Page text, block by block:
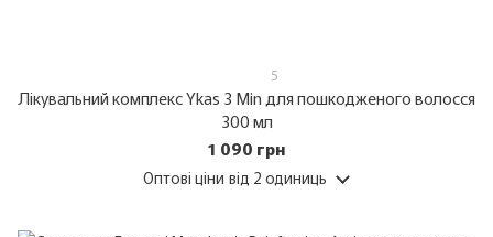
5
Лікувальний комплекс Ykas 3 Min для пошкодженого волосся
300 мл
1 090 грн
Оптові ціни від 2 одиниць